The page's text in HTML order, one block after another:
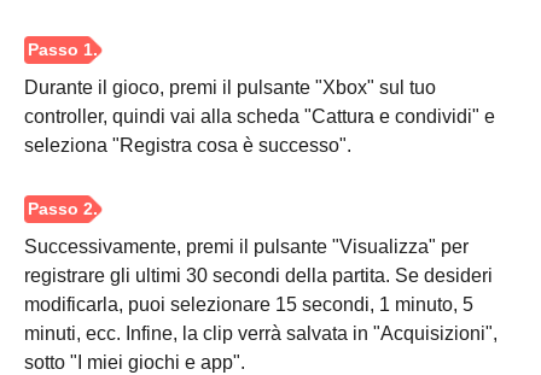
Durante il gioco, premi il pulsante "Xbox" sul tuo
controller, quindi vai alla scheda "Cattura e condividi" e
seleziona "Registra cosa è successo".
Successivamente, premi il pulsante "Visualizza" per
registrare gli ultimi 30 secondi della partita. Se desideri
modificarla, puoi selezionare 15 secondi, 1 minuto, 5
minuti, ecc. Infine, la clip verrà salvata in "Acquisizioni",
sotto "I miei giochi e app".